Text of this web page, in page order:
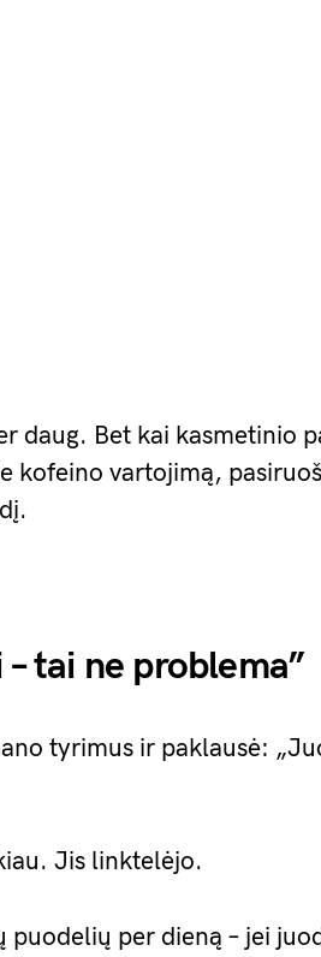
daug. Bet kai kasmetinio
kofeino vartojimą,
tai ne problema”
tyrimus ir paklausė:
Jis linktelėjo.
puodelių per dieną – jei